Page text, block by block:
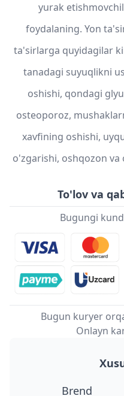
yurak
foydalaning. Yon
ta'sirlarga quyidagilar
tanadagi suyuqlikni
oshishi, qondagi
osteoporoz,
xavfining oshishi,
o'zgarishi, oshqozon
To'lov va
Bugungi
Bugun kuryer
Onlayn
Brend